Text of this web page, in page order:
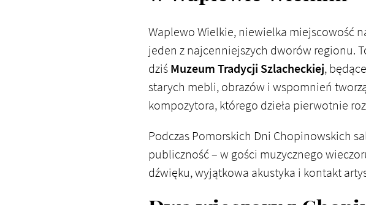
Waplewo Wielkie, niewielka miejscowość
jeden z najcenniejszych dworów regionu.
dziśMuzeum Tradycji Szlacheckiej,
starych mebli, obrazów i wspomnień
kompozytora, którego dzieła pierwotnie
Podczas Pomorskich Dni Chopinowskich
publiczność – w gości muzycznego
dźwięku, wyjątkowa akustyka i kontakt